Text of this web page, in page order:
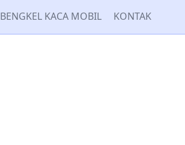
BENGKEL KACA MOBIL KONTAK